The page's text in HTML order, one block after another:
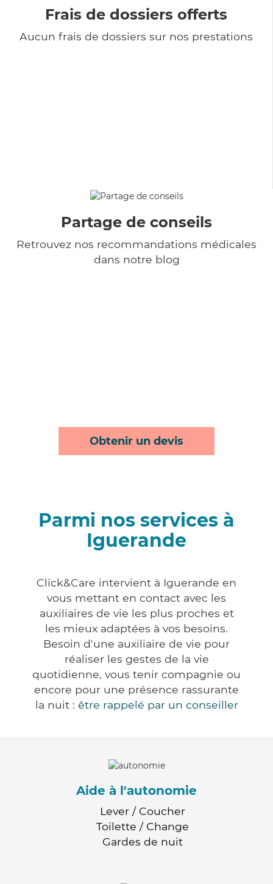
Frais de dossiers offerts
Aucun frais de dossiers sur nos prestations
Partage de conseils
Retrouvez nos recommandations médicales
dans notre blog
Obtenir un devis
Parmi nos services à
Iguerande
Click&Care intervient à Iguerande en
vous mettant en contact avec les
auxiliaires de vie les plus proches et
les mieux adaptées à vos besoins.
Besoin d'une auxiliaire de vie pour
réaliser les gestes de la vie
quotidienne, vous tenir compagnie ou
encore pour une présence rassurante
la nuit : être rappelé par un conseiller
Aide à l'autonomie
Lever / Coucher
Toilette / Change
Gardes de nuit